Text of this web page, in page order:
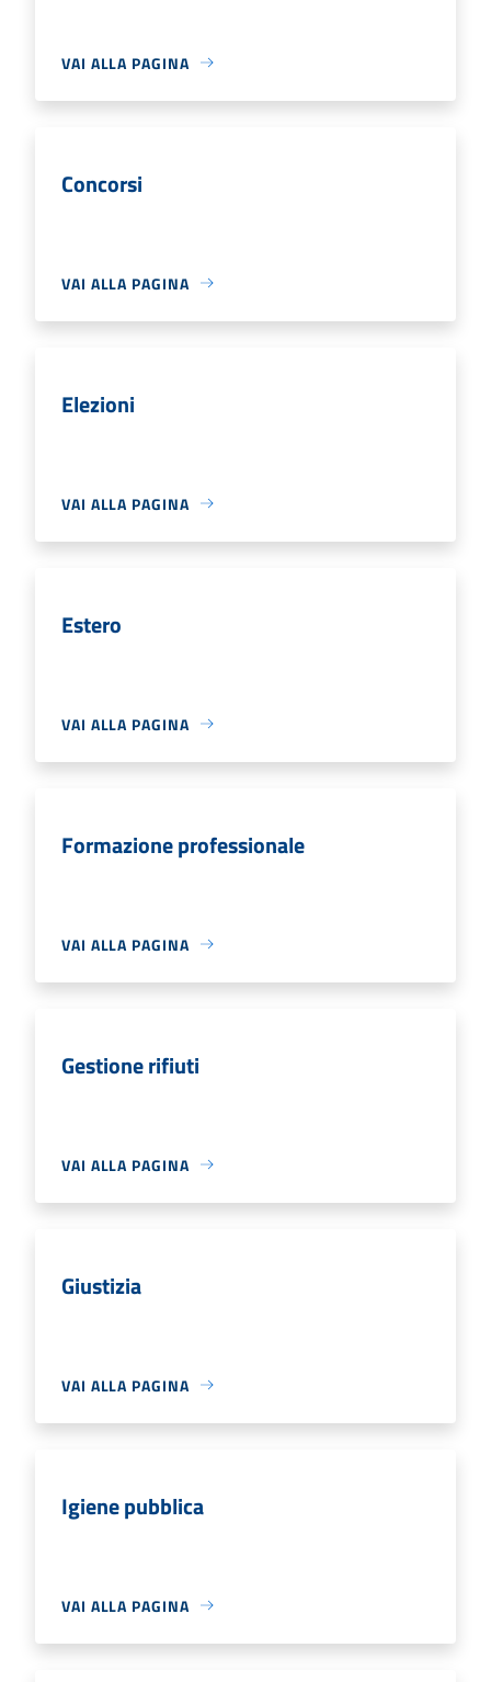
VAI ALLA PAGINA
Concorsi
VAI ALLA PAGINA
Elezioni
VAI ALLA PAGINA
Estero
VAI ALLA PAGINA
Formazione professionale
VAI ALLA PAGINA
Gestione rifiuti
VAI ALLA PAGINA
Giustizia
VAI ALLA PAGINA
Igiene pubblica
VAI ALLA PAGINA